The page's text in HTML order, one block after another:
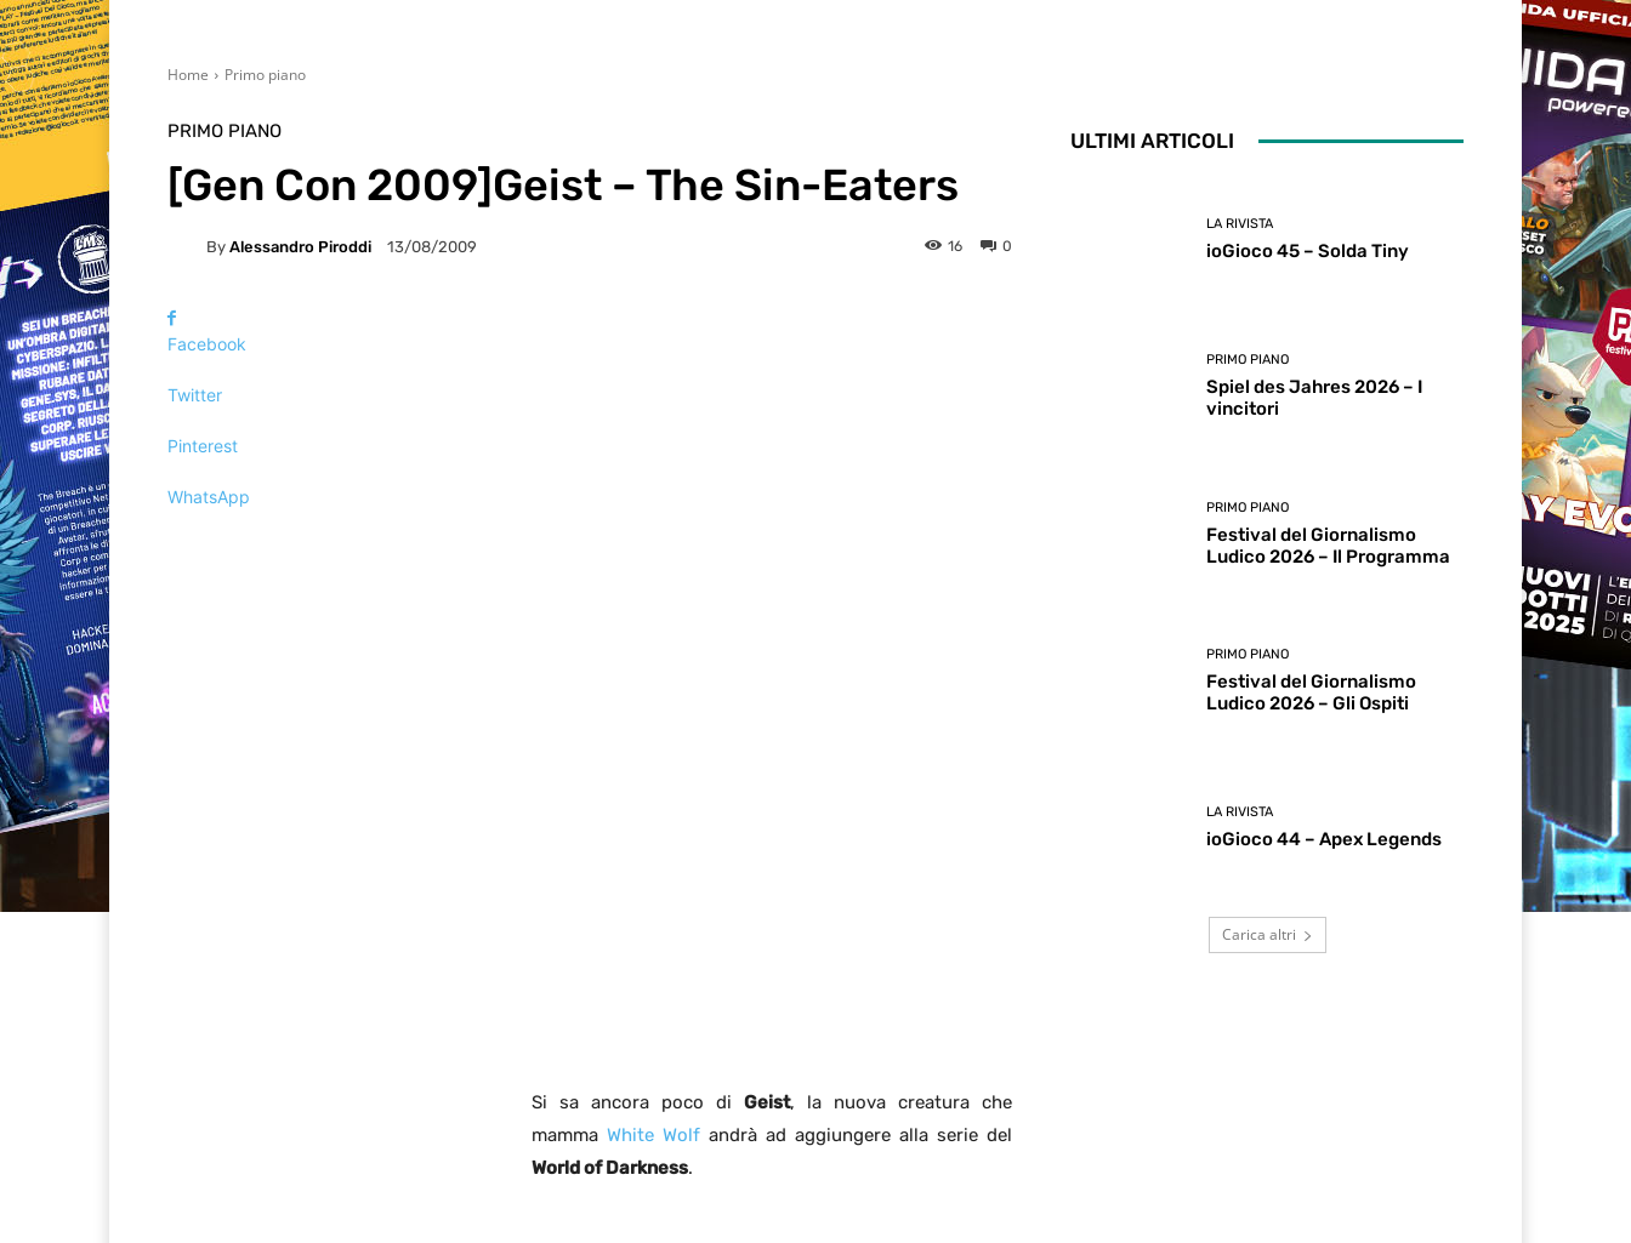
Home Primo piano
PRIMO PIANO
[Gen Con 2009]Geist – The Sin-Eaters
By Alessandro Piroddi 13/08/2009 0
16
Facebook
Twitter
Pinterest
WhatsApp
Si sa ancora poco di Geist, la nuova creatura che
mamma White Wolf andrà ad aggiungere alla serie del
World of Darkness.
ULTIMI ARTICOLI
LA RIVISTA
ioGioco 45 – Solda Tiny
PRIMO PIANO
Spiel des Jahres 2026 – I
vincitori
PRIMO PIANO
Festival del Giornalismo
Ludico 2026 – Il Programma
PRIMO PIANO
Festival del Giornalismo
Ludico 2026 – Gli Ospiti
LA RIVISTA
ioGioco 44 – Apex Legends
Carica altri